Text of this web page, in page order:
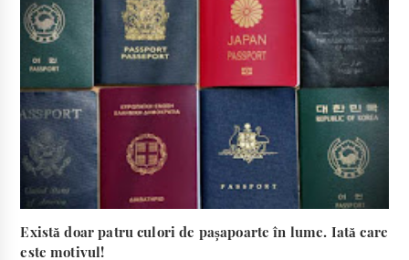
Există doar patru culori de pașapoarte în lume. Iată care
este motivul!